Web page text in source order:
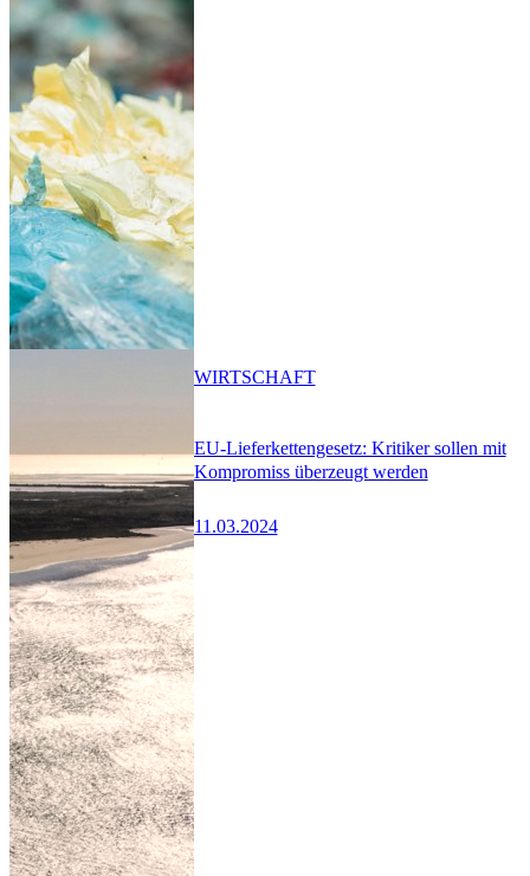
EU-Lieferkettengesetz: Kritiker sollen mit
Kompromiss überzeugt werden
11.03.2024
WIRTSCHAFT